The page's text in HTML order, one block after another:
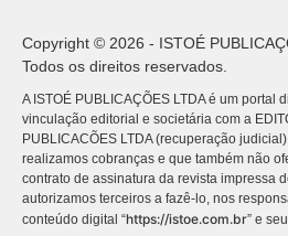
Copyright © 2026 - ISTOÉ
Todos os direitos reservados.
A ISTOÉ PUBLICAÇÕES LTDA é um portal
vinculação editorial e societária com a
PUBLICACÕES LTDA (recuperação
realizamos cobranças e que também não
contrato de assinatura da revista impressa
autorizamos terceiros a fazê-lo, nos
conteúdo digital “https://istoe.com.br” e